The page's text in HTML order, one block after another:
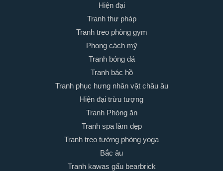
Hiện đại
Tranh thư pháp
Tranh treo phòng gym
Phong cách mỹ
Tranh bóng đá
Tranh bác hồ
Tranh phục hưng nhân vật châu âu
Hiện đại trừu tượng
Tranh Phòng ăn
Tranh spa làm đẹp
Tranh treo tường phòng yoga
Bắc âu
Tranh kawas gấu bearbrick